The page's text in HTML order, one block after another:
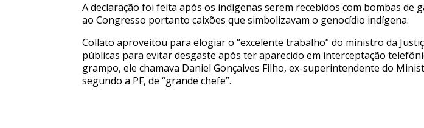
A declaração foi feita após os indígenas serem recebidos com bombas
ao Congresso portanto caixões que simbolizavam o genocídio indígena.
Collato aproveitou para elogiar o “excelente trabalho” do ministro da
públicas para evitar desgaste após ter aparecido em interceptação
grampo, ele chamava Daniel Gonçalves Filho, ex-superintendente do
segundo a PF, de “grande chefe”.